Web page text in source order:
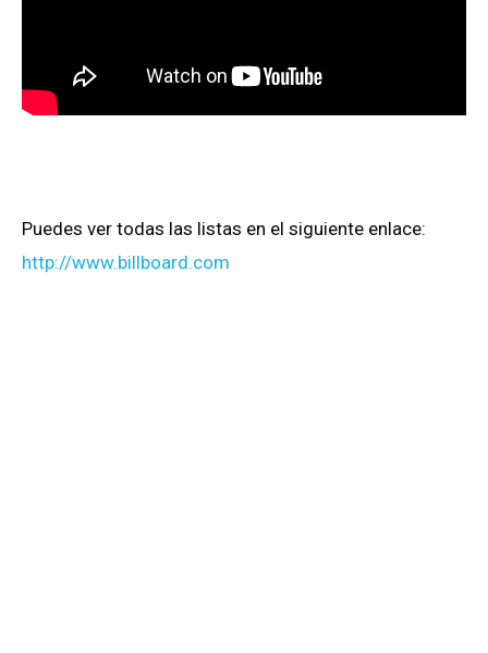
Puedes ver todas las listas en el siguiente enlace:
http://www.billboard.com